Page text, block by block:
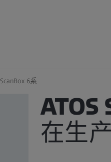
ScanBox 6系
ATOS
在生